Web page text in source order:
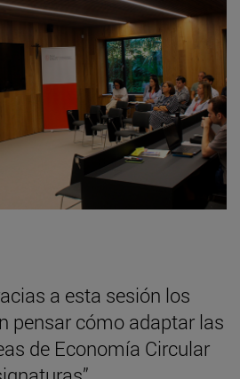
a esta sesión los
pensar cómo adaptar las
de Economía Circular